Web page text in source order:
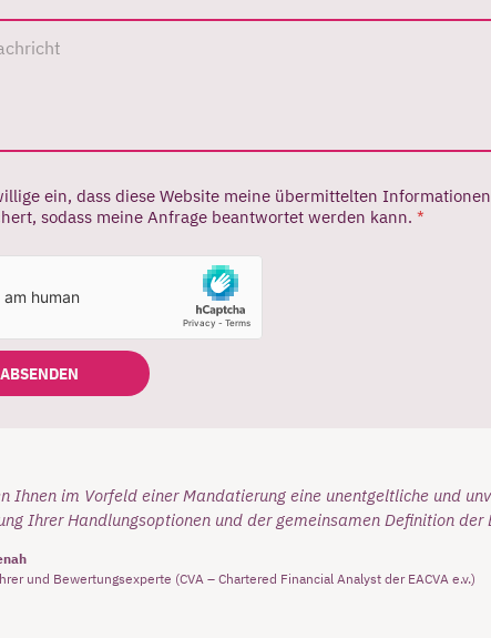
ein, dass diese Website meine übermittelten Informationen
sodass meine Anfrage beantwortet werden kann. *
ABSENDEN
Ihnen im Vorfeld einer Mandatierung eine unentgeltliche und
Ihrer Handlungsoptionen und der gemeinsamen Definition
und Bewertungsexperte (CVA – Chartered Financial Analyst der EACVA e.v.)